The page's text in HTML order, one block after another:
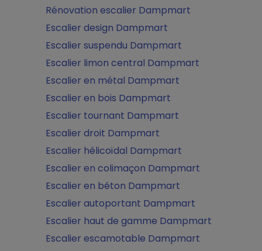
Rénovation escalier Dampmart
Escalier design Dampmart
Escalier suspendu Dampmart
Escalier limon central Dampmart
Escalier en métal Dampmart
Escalier en bois Dampmart
Escalier tournant Dampmart
Escalier droit Dampmart
Escalier hélicoïdal Dampmart
Escalier en colimaçon Dampmart
Escalier en béton Dampmart
Escalier autoportant Dampmart
Escalier haut de gamme Dampmart
Escalier escamotable Dampmart